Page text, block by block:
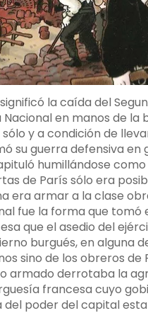
la caída del
en manos de la
y a condición de
su guerra defensiva en
humillándose
de París sólo era
era armar a la clase
fue la forma que
que el asedio del
burgués, en alguna
sino de los obreros de
armado derrotaba la
francesa cuyo
del poder del capital